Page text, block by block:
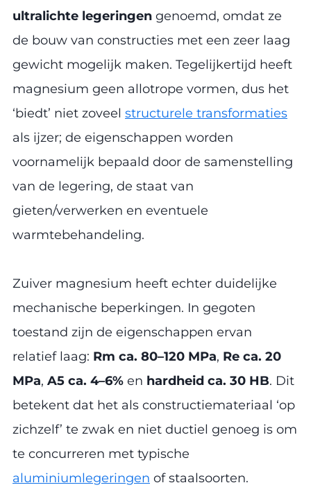
ultralichte legeringen genoemd, omdat ze
de bouw van constructies met een zeer laag
gewicht mogelijk maken. Tegelijkertijd heeft
magnesium geen allotrope vormen, dus het
‘biedt’ niet zoveel structurele transformaties
als ijzer; de eigenschappen worden
voornamelijk bepaald door de samenstelling
van de legering, de staat van
gieten/verwerken en eventuele
warmtebehandeling.
Zuiver magnesium heeft echter duidelijke
mechanische beperkingen. In gegoten
toestand zijn de eigenschappen ervan
relatief laag: Rm ca. 80–120 MPa, Re ca. 20
MPa, A5 ca. 4–6% en hardheid ca. 30 HB. Dit
betekent dat het als constructiemateriaal ‘op
zichzelf’ te zwak en niet ductiel genoeg is om
te concurreren met typische
aluminiumlegeringen of staalsoorten.